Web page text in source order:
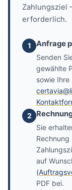
Zahlungsziel
erforderlich.
1 Anfrage
Senden
gewählte
sowie Ihre
2
Sie
auf
PDF bei.